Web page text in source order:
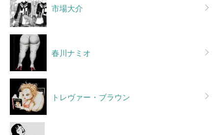
市場大介
春川ナミオ
トレヴァー・ブラウン